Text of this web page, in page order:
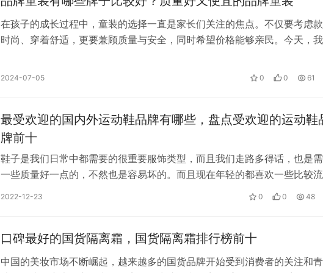
在孩子的成长过程中，童装的选择一直是家长们关注的焦点。不仅要考虑
时尚、穿着舒适，更要兼顾质量与安全，同时希望价格能够亲民。今天，我
2024-07-05 0 0 61
最受欢迎的国内外运动鞋品牌有哪些，盘点受欢迎的运动鞋
牌前十
鞋子是我们日常中都需要的很重要服饰类型，而且我们走路多得话，也是
一些质量好一点的，不然也是容易坏的。而且现在年轻的都喜欢一些比较流
2022-12-23 0 0 48
口碑最好的国货隔离霜，国货隔离霜排行榜前十
中国的美妆市场不断崛起，越来越多的国货品牌开始受到消费者的关注和青